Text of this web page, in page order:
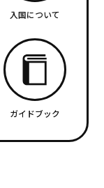
入国について
ガイドブック